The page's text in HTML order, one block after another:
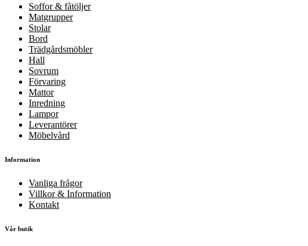
Soffor & fåtöljer
Matgrupper
Stolar
Bord
Trädgårdsmöbler
Hall
Sovrum
Förvaring
Mattor
Inredning
Lampor
Leverantörer
Möbelvård
Information
Vanliga frågor
Villkor & Information
Kontakt
Vår butik